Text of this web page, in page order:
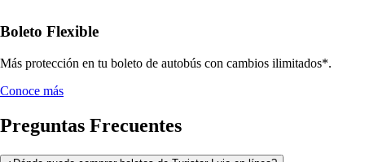
Boleto Flexible
Más protección en tu boleto de autobús con cambios ilimitados*.
Conoce más
Preguntas Frecuentes